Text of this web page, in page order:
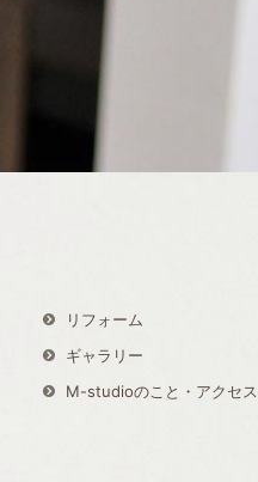
リフォーム
ギャラリー
M-studioのこと・アクセス